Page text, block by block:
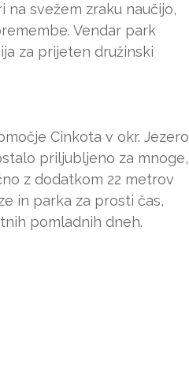
svežem zraku naučijo,
Vendar park
za prijeten družinski
Cinkota v okr. Jezero
priljubljeno za mnoge,
z dodatkom 22 metrov
in parka za prosti čas,
pomladnih dneh.